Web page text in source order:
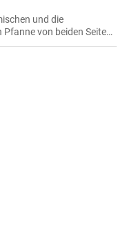
und die
von beiden Seiten